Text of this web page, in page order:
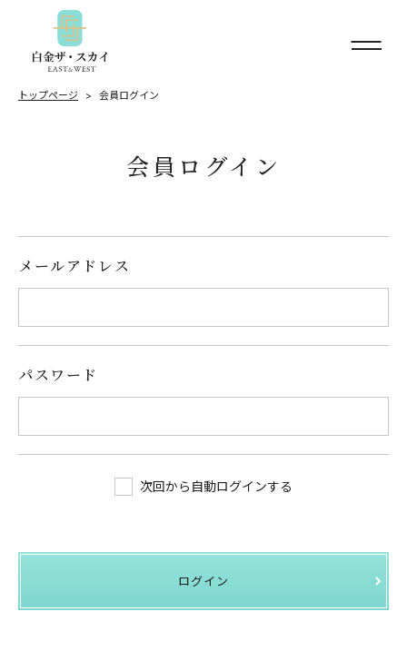
トップページ 会員ログイン
会員ログイン
メールアドレス
パスワード
次回から自動ログインする
ログイン